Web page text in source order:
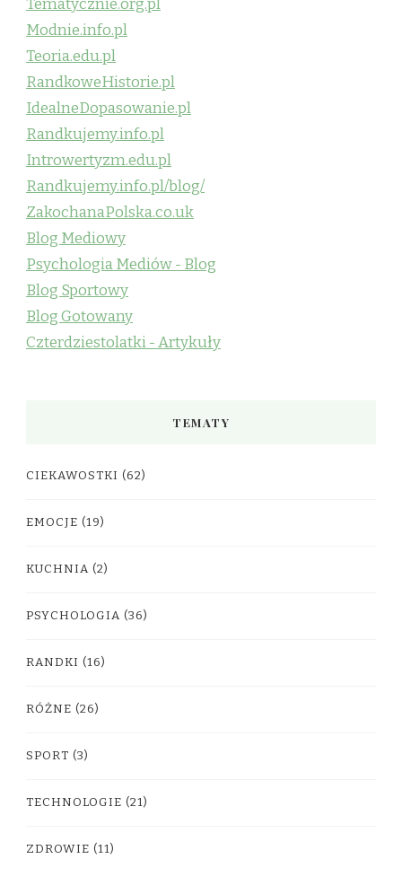
Modnie.info.pl
Teoria.edu.pl
RandkoweHistorie.pl
IdealneDopasowanie.pl
Randkujemy.info.pl
Introwertyzm.edu.pl
Randkujemy.info.pl/blog/
ZakochanaPolska.co.uk
Blog Mediowy
Psychologia Mediów - Blog
Blog Sportowy
Blog Gotowany
Czterdziestolatki - Artykuły
TEMATY
CIEKAWOSTKI (62)
EMOCJE (19)
KUCHNIA (2)
PSYCHOLOGIA (36)
RANDKI (16)
RÓŻNE (26)
SPORT (3)
TECHNOLOGIE (21)
ZDROWIE (11)